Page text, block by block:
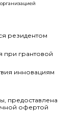
резидентом
при грантовой
инновациям
предоставлена
офертой